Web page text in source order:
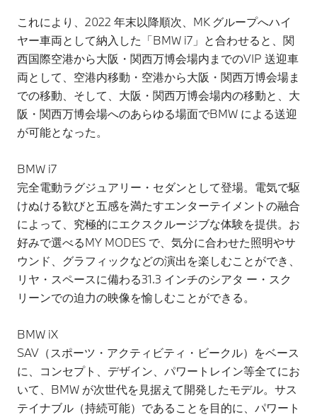
これにより、2022 年末以降順次、MK グループへハイ
ヤー車両として納入した「BMW i7」と合わせると、関
西国際空港から大阪・関西万博会場内までのVIP 送迎車
両として、空港内移動・空港から大阪・関西万博会場ま
での移動、そして、大阪・関西万博会場内の移動と、大
阪・関西万博会場へのあらゆる場面でBMW による送迎
が可能となった。
BMW i7
完全電動ラグジュアリー・セダンとして登場。電気で駆
けぬける歓びと五感を満たすエンターテイメントの融合
によって、究極的にエクスクルージブな体験を提供。お
好みで選べるMY MODES で、気分に合わせた照明やサ
ウンド、グラフィックなどの演出を楽しむことができ、
リヤ・スペースに備わる31.3 インチのシアタ ー・スク
リーンでの迫力の映像を愉しむことができる。
BMW iX
SAV（スポーツ・アクティビティ・ビークル）をベース
に、コンセプト、デザイン、パワートレイン等全てにお
いて、BMW が次世代を見据えて開発したモデル。サス
テイナブル（持続可能）であることを目的に、パワート